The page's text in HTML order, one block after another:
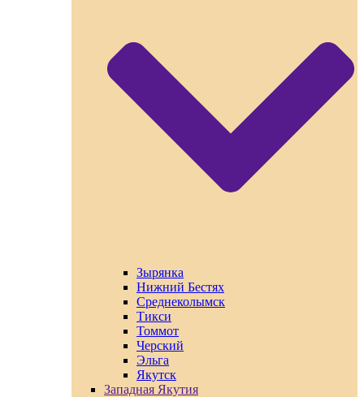
Зырянка
Нижний Бестях
Среднеколымск
Тикси
Томмот
Черский
Эльга
Якутск
Западная Якутия